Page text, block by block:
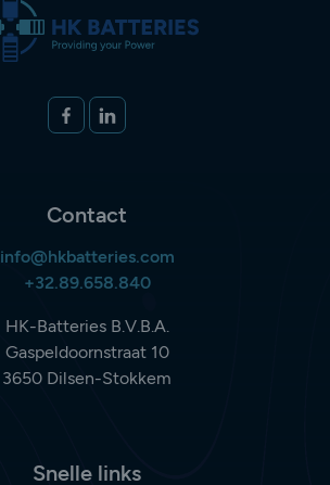
Volg ons op
FACEBOOKLINKEDIN
Contact
info@hkbatteries.com
+32.89.658.840
HK-Batteries B.V.B.A.
Gaspeldoornstraat 10
3650 Dilsen-Stokkem
Snelle links